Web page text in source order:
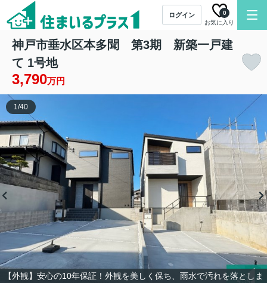
ログイン
お気に入り
0
神戸市垂水区本多聞 第3期 新築一戸建
て 1号地
3,790万円
【外観】安心の10年保証！外観を美しく保ち、雨水で汚れを落としま
1/40